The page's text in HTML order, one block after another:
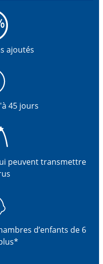
ajoutés
45 jours
peuvent transmettre
d’enfants de 6